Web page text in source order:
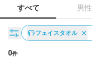
すべて 男性
フェイスタオル
0件